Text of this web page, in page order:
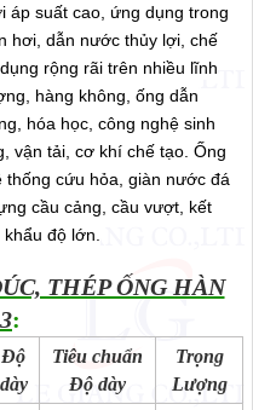
áp suất cao, ứng dụng trong
hơi, dẫn nước thủy lợi, chế
rộng rãi trên nhiều lĩnh
hàng không, ống dẫn
hóa học, công nghệ sinh
vận tải, cơ khí chế tạo. Ống
thống cứu hỏa, giàn nước đá
cầu cảng, cầu vượt, kết
độ lớn.
THÉP ỐNG HÀN
:
Độ
dày
Tiêu chuẩn
Độ dày
Trọng
Lượng